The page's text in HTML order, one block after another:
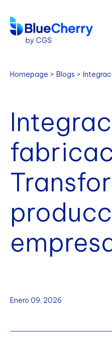
Homepage Blogs
Enero 09, 2026